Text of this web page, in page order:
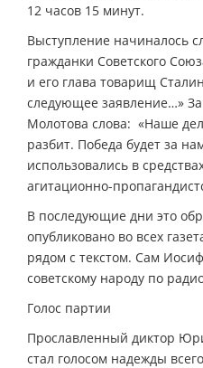
12 часов 15 минут.
Выступление начиналось
гражданки Советского
и его глава товарищ
следующее заявление…»
Молотова слова: «Наше
разбит. Победа будет за
использовались в
агитационно-
В последующие дни это
опубликовано во всех
рядом с текстом. Сам
советскому народу по
Голос партии
Прославленный диктор
стал голосом надежды